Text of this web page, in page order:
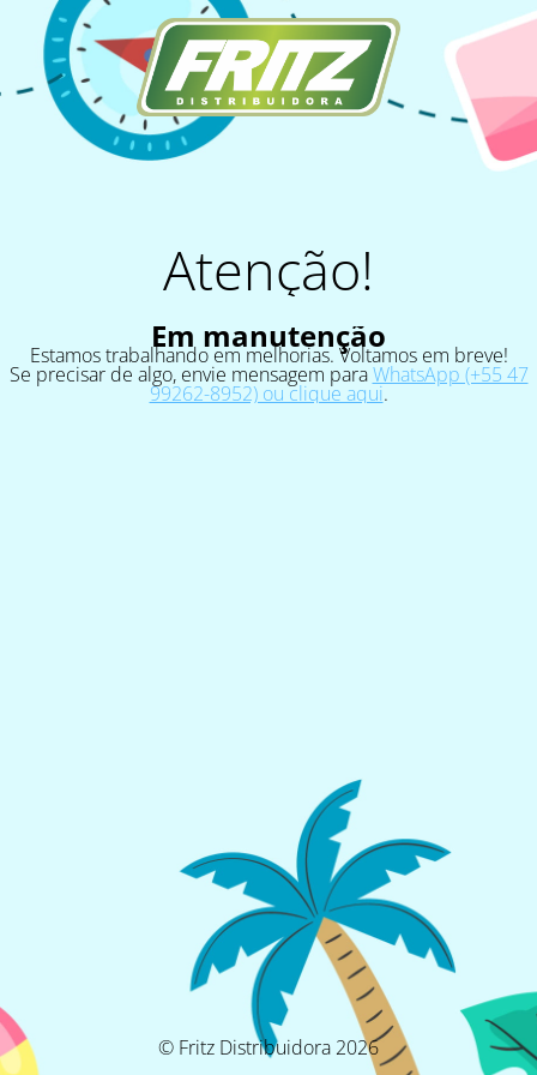
Atenção!
Em manutenção
Estamos trabalhando em melhorias. Voltamos em breve!
Se precisar de algo, envie mensagem paraWhatsApp (+55 47
99262-8952) ou clique aqui.
© Fritz Distribuidora 2026